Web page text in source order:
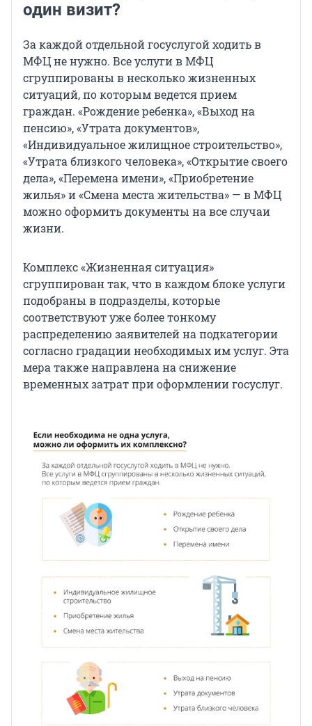
один визит?
За каждой отдельной госуслугой ходить в
МФЦ не нужно. Все услуги в МФЦ
сгруппированы в несколько жизненных
ситуаций, по которым ведется прием
граждан. «Рождение ребенка», «Выход на
пенсию», «Утрата документов»,
«Индивидуальное жилищное строительство»,
«Утрата близкого человека», «Открытие своего
дела», «Перемена имени», «Приобретение
жилья» и «Смена места жительства» — в МФЦ
можно оформить документы на все случаи
жизни.
Комплекс «Жизненная ситуация»
сгруппирован так, что в каждом блоке услуги
подобраны в подразделы, которые
соответствуют уже более тонкому
распределению заявителей на подкатегории
согласно градации необходимых им услуг. Эта
мера также направлена на снижение
временных затрат при оформлении госуслуг.